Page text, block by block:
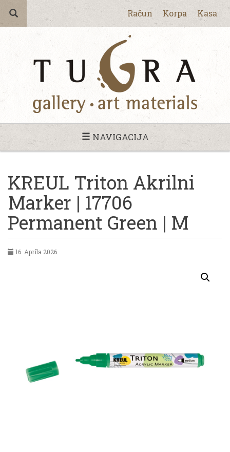
Račun Korpa Kasa
NAVIGACIJA
KREUL Triton Akrilni
Marker | 17706
Permanent Green | M
16. Aprila 2026.